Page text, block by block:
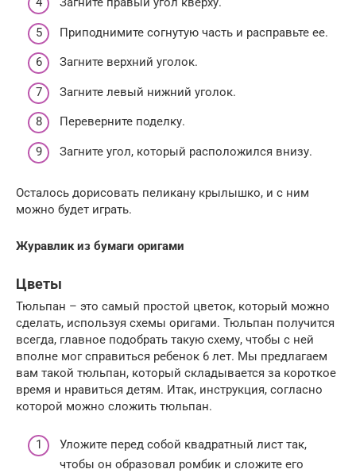
Приподнимите согнутую часть и расправьте ее.
Загните верхний уголок.
Загните левый нижний уголок.
Переверните поделку.
Загните угол, который расположился внизу.
Осталось дорисовать пеликану крылышко, и с ним
можно будет играть.
Журавлик из бумаги оригами
Цветы
Тюльпан – это самый простой цветок, который можно
сделать, используя схемы оригами. Тюльпан получится
всегда, главное подобрать такую схему, чтобы с ней
вполне мог справиться ребенок 6 лет. Мы предлагаем
вам такой тюльпан, который складывается за короткое
время и нравиться детям. Итак, инструкция, согласно
которой можно сложить тюльпан.
Уложите перед собой квадратный лист так,
чтобы он образовал ромбик и сложите его